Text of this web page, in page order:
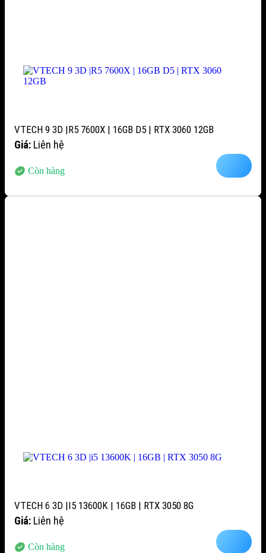
VTECH 9 3D |R5 7600X | 16GB D5 | RTX 3060 12GB
Giá: Liên hệ
Còn hàng
VTECH 6 3D |I5 13600K | 16GB | RTX 3050 8G
Giá: Liên hệ
Còn hàng